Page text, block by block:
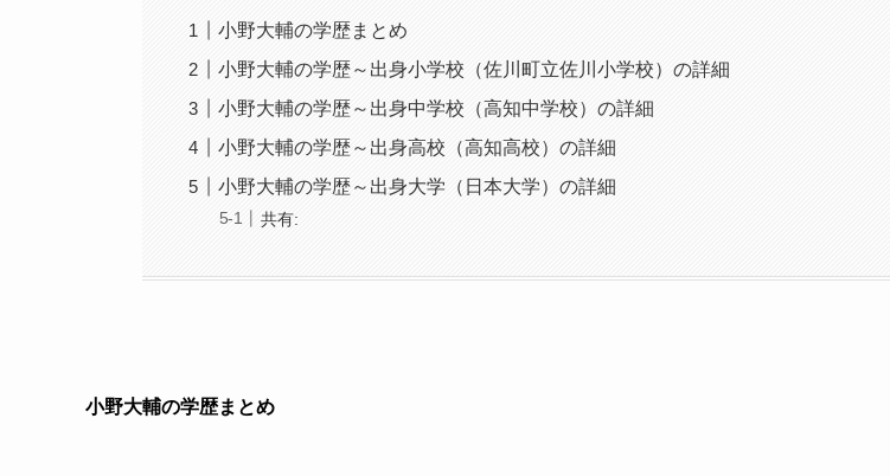
小野大輔の学歴まとめ
小野大輔の学歴～出身小学校（佐川町立佐川小学校）の詳細
小野大輔の学歴～出身中学校（高知中学校）の詳細
小野大輔の学歴～出身高校（高知高校）の詳細
小野大輔の学歴～出身大学（日本大学）の詳細
共有:
小野大輔の学歴まとめ